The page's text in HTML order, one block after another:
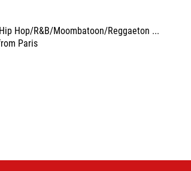
Hop/R&B/Moombatoon/Reggaeton ...
Paris